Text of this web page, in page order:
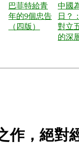
巴菲特給青
年的9個忠告
（四版）
中國
日？
對立
的深
作，絕對